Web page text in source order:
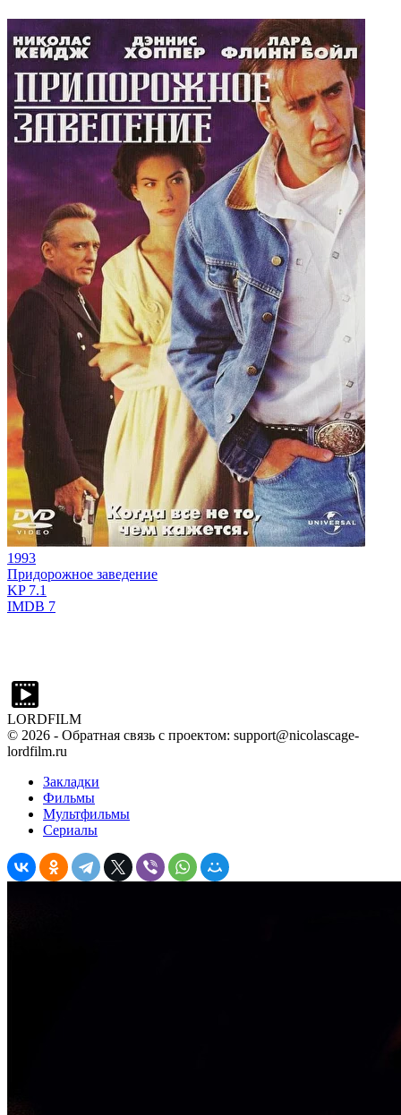
1993
Придорожное заведение
KP7.1
IMDB 7
LORDFILM
© 2026 - Обратная связь с проектом: support@nicolascage-
lordfilm.ru
Закладки
Фильмы
Мультфильмы
Сериалы